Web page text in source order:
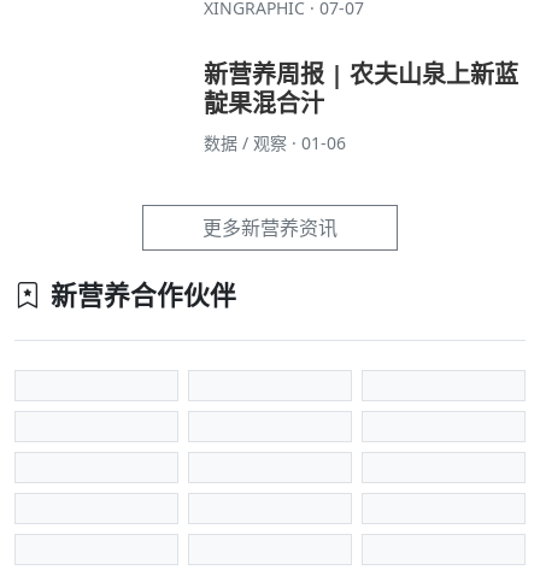
XINGRAPHIC · 07-07
新营养周报 | 农夫山泉上新蓝
靛果混合汁
数据 / 观察 · 01-06
更多新营养资讯
新营养合作伙伴